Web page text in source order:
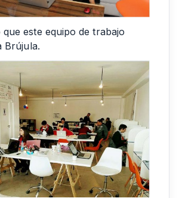
este equipo de trabajo
Brújula.